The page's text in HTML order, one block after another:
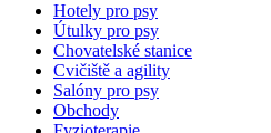
Hotely pro psy
Útulky pro psy
Chovatelské stanice
Cvičiště a agility
Salóny pro psy
Obchody